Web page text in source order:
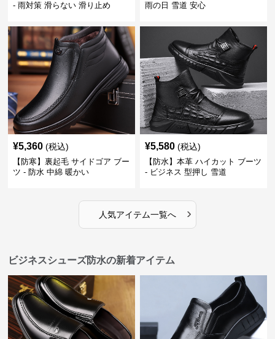
- 雨対策 滑らない 滑り止め
雨の日 雪道 安心
¥5,360 (税込)
【防寒】裏起毛 サイドゴア ブー
ツ - 防水 中綿 暖かい
¥5,580 (税込)
【防水】本革 ハイカット ブーツ
- ビジネス 型押し 雪道
人気アイテム一覧へ ›
ビジネスシューズ防水の新着アイテム